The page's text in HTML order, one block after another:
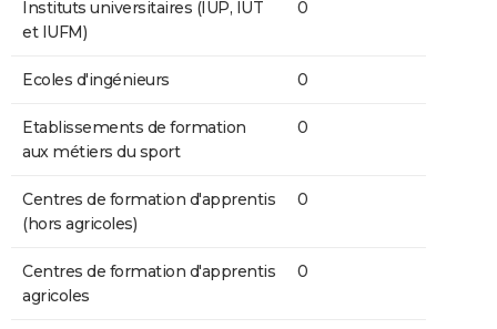
Instituts universitaires (IUP, IUT
et IUFM)
0
Ecoles d'ingénieurs 0
Etablissements de formation
aux métiers du sport
0
Centres de formation d'apprentis
(hors agricoles)
0
Centres de formation d'apprentis
agricoles
0